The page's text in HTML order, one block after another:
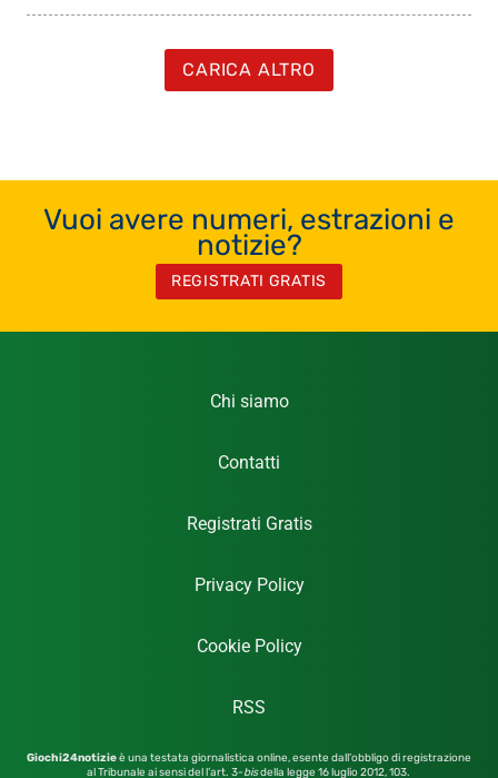
CARICA ALTRO
Vuoi avere numeri, estrazioni e
notizie?
REGISTRATI GRATIS
Chi siamo
Contatti
Registrati Gratis
Privacy Policy
Cookie Policy
RSS
Giochi24notizieè una testata giornalistica online, esente dall’obbligo di registrazione
al Tribunale ai sensi del l’art. 3-bisdella legge 16 luglio 2012,103.